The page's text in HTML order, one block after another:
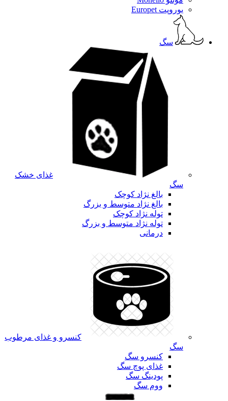
یوروپت Europet
سگ
غذای خشک
سگ
بالغ نژاد کوچک
بالغ نژاد متوسط و بزرگ
توله نژاد کوچک
توله نژاد متوسط و بزرگ
درمانی
کنسرو و غذای مرطوب
سگ
کنسرو سگ
غذای پوچ سگ
پودینگ سگ
ووم سگ